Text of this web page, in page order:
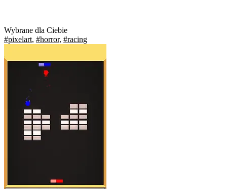
Wybrane dla Ciebie
#pixelart, #horror, #racing